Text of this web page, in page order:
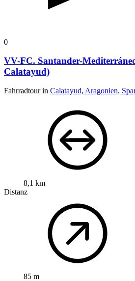
0
VV-FC. Santander-
Calatayud)
Fahrradtour in Calatayud, Aragonien,
8,1 km
Distanz
85 m